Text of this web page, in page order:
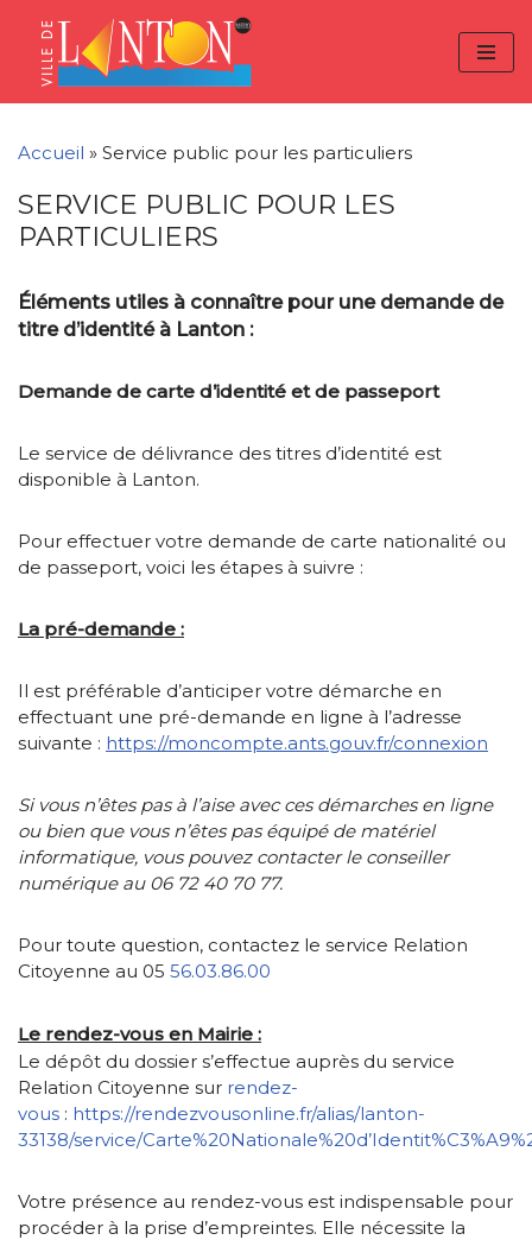
Content
navigation
Aller
Accueil » Service public pour les particuliers
SERVICE PUBLIC POUR LES
PARTICULIERS
Éléments utiles à connaître pour une demande de
titre d’identité à Lanton :
Demande de carte d’identité et de passeport
Le service de délivrance des titres d’identité est
disponible à Lanton.
Pour effectuer votre demande de carte nationalité ou
de passeport, voici les étapes à suivre :
La pré-demande :
Il est préférable d’anticiper votre démarche en
effectuant une pré-demande en ligne à l’adresse
suivante : https://moncompte.ants.gouv.fr/connexion
Si vous n’êtes pas à l’aise avec ces démarches en ligne
ou bien que vous n’êtes pas équipé de matériel
informatique, vous pouvez contacter le conseiller
numérique au 06 72 40 70 77.
Pour toute question, contactez le service Relation
Citoyenne au 05 56.03.86.00
Le rendez-vous en Mairie :
Le dépôt du dossier s’effectue auprès du service
Relation Citoyenne sur rendez-
vous : https://rendezvousonline.fr/alias/lanton-
33138/service/
Votre présence au rendez-vous est indispensable pour
procéder à la prise d’empreintes. Elle nécessite la
Panneau de gestion des cookies